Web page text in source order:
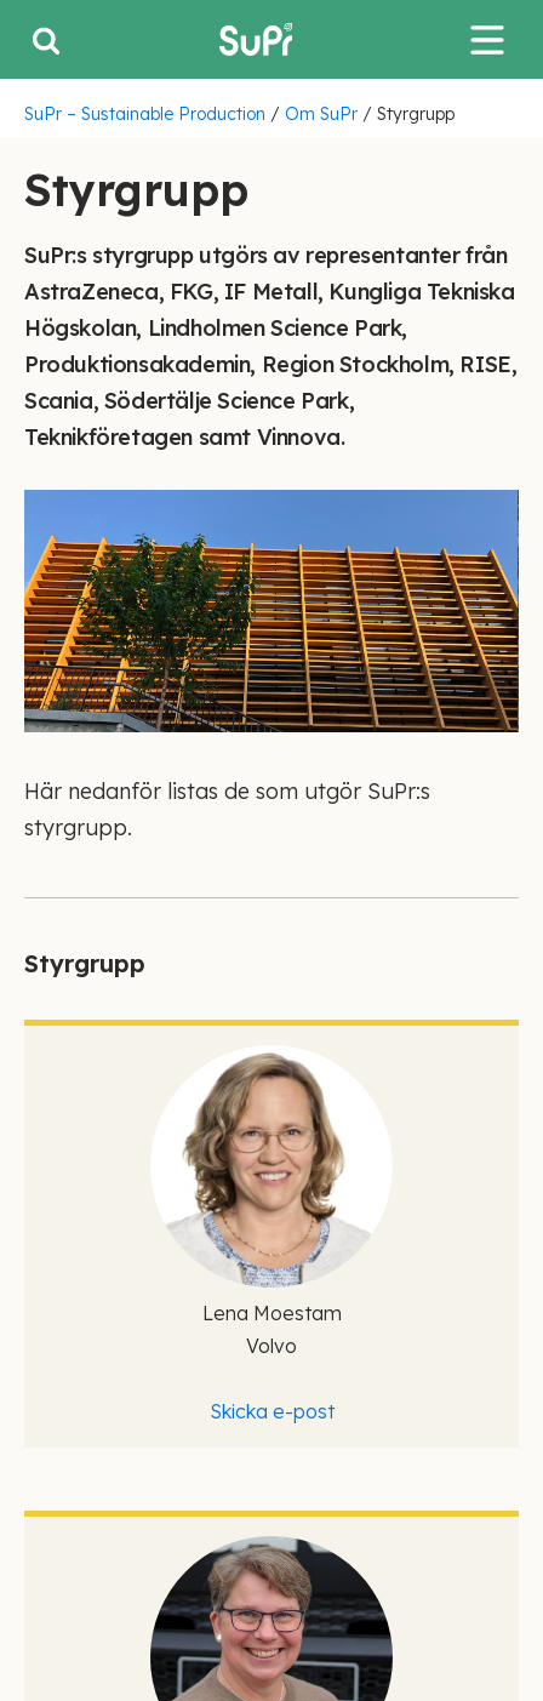
SuPr – Sustainable Production / Om SuPr / Styrgrupp
Styrgrupp
SuPr:s styrgrupp utgörs av representanter från
AstraZeneca, FKG, IF Metall, Kungliga Tekniska
Högskolan, Lindholmen Science Park,
Produktionsakademin, Region Stockholm, RISE,
Scania, Södertälje Science Park,
Teknikföretagen samt Vinnova.
Här nedanför listas de som utgör SuPr:s
styrgrupp.
Styrgrupp
Lena Moestam
Volvo
Skicka e-post